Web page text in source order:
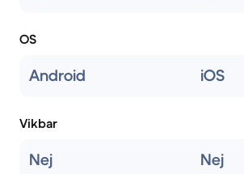
OS
Android iOS
Vikbar
Nej Nej